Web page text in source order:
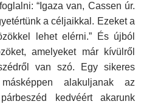
“Igaza van, Cassen úr.
a céljaikkal. Ezeket a
lehet elérni.” És újból
amelyeket már kívülről
van szó. Egy sikeres
alakuljanak az
kedvéért akarunk